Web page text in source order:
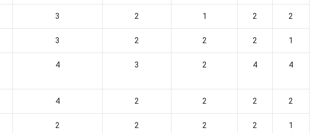
3 2 1 2 2
3 2 2 2 1
4 3 2 4 4
4 2 2 2 2
2 2 2 2 1